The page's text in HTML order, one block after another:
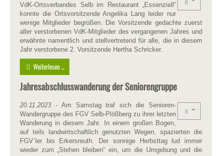
VdK-Ortsverbandes Selb im Restaurant „Essenziell“
konnte die Ortsvorsitzende Angelika Lang leider nur
wenige Mitglieder begrüßen. Die Vorsitzende gedachte zuerst
aller verstorbenen VdK-Mitglieder des vergangenen Jahres und
erwähnte namentlich und stellvertretend für alle, die in diesem
Jahr verstorbene 2. Vorsitzende Hertha Schricker.
Weiterlesen ...
Jahresabschlusswanderung der Seniorengruppe
20.11.2023 - Am Samstag traf sich die Senioren-
Wandergruppe des FGV Selb-Plößberg zu ihrer letzten
Wanderung in diesem Jahr. In einem großen Bogen,
auf teils landwirtschaftlich genutzten Wegen, spazierten die
FGV`ler bis Erkersreuth. Der sonnige Herbsttag lud immer
wieder zum „Stehen bleiben“ ein, um die Umgebung und die